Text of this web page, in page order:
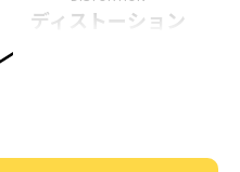
ディストーション